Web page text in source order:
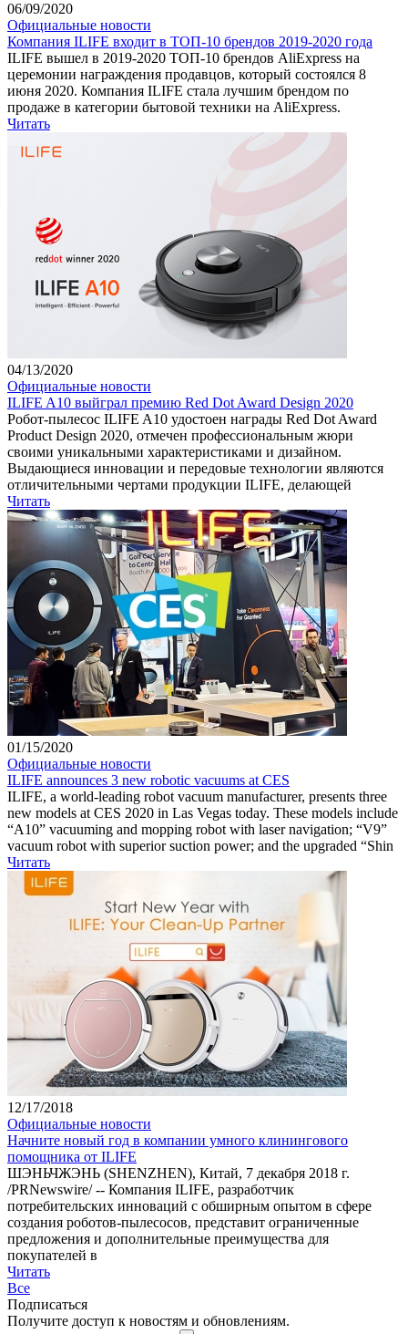
06/09/2020
Официальные новости
Компания ILIFE входит в ТОП-10 брендов 2019-2020 года
ILIFE вышел в 2019-2020 TОП-10 брендов AliExpress на
церемонии награждения продавцов, который состоялся 8
июня 2020. Компания ILIFE стала лучшим брендом по
продаже в категории бытовой техники на AliExpress.
Читать
04/13/2020
Официальные новости
ILIFE A10 выйграл премию Red Dot Award Design 2020
Робот-пылесос ILIFE A10 удостоен награды Red Dot Award
Product Design 2020, отмечен профессиональным жюри
своими уникальными характеристиками и дизайном.
Выдающиеся инновации и передовые технологии являются
отличительными чертами продукции ILIFE, делающей
Читать
01/15/2020
Официальные новости
ILIFE announces 3 new robotic vacuums at CES
ILIFE, a world-leading robot vacuum manufacturer, presents three
new models at CES 2020 in Las Vegas today. These models include
“A10” vacuuming and mopping robot with laser navigation; “V9”
vacuum robot with superior suction power; and the upgraded “Shin
Читать
12/17/2018
Официальные новости
Начните новый год в компании умного клинингового
помощника от ILIFE
ШЭНЬЧЖЭНЬ (SHENZHEN), Китай, 7 декабря 2018 г.
/PRNewswire/ -- Компания ILIFE, разработчик
потребительских инноваций с обширным опытом в сфере
создания роботов-пылесосов, представит ограниченные
предложения и дополнительные преимущества для
покупателей в
Читать
Все
Подписаться
Получите доступ к новостям и обновлениям.